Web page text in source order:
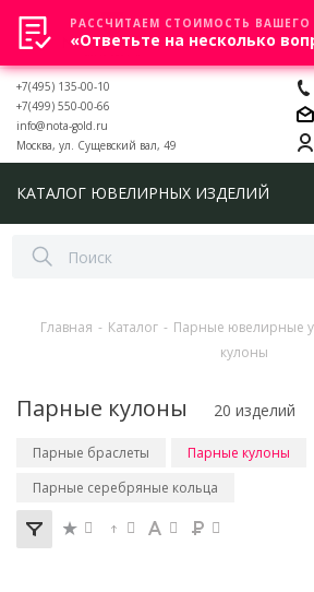
+7(495) 135-00-10
+7(499) 550-00-66
info@nota-gold.ru
Москва, ул. Сущевский вал, 49
КАТАЛОГ ЮВЕЛИРНЫХ ИЗДЕЛИЙ
Главная - Каталог - Парные ювелирные
кулоны
Парные кулоны 20 изделий
Парные браслеты
Парные кулоны
Парные серебряные кольца
РАССЧИТАЕМ СТОИМОСТЬ ВАШЕГО
«Ответьте на несколько